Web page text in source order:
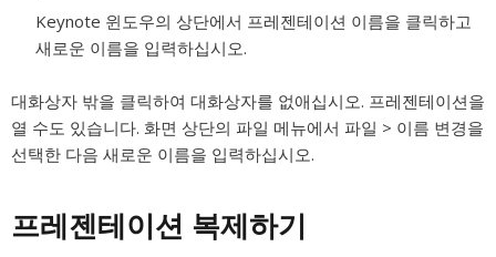
Keynote 윈도우의 상단에서 프레젠테이션 이름을 클릭하고
새로운 이름을 입력하십시오.
대화상자 밖을 클릭하여 대화상자를 없애십시오. 프레젠테이션을
열 수도 있습니다. 화면 상단의 파일 메뉴에서 파일 > 이름 변경을
선택한 다음 새로운 이름을 입력하십시오.
프레젠테이션 복제하기